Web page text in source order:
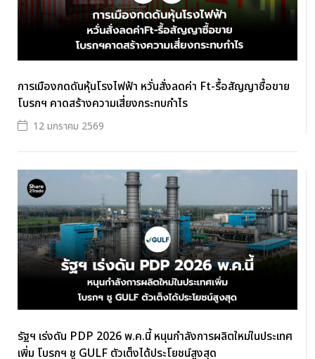
การเมืองกดดันหุ้นโรงไฟฟ้า หวั่นสั่งลดค่า Ft-รื้อสัญญาซื้อขาย
โบรกฯ คาดสร้างความเสี่ยงกระทบกำไร
12 มกราคม 2569
รัฐฯ เร่งดัน PDP 2026 พ.ค.นี้ หนุนกำลังการผลิตใหม่ในประเทศ
เพิ่ม โบรกฯ ชู GULF ตัวเต็งได้ประโยชน์สูงสุด